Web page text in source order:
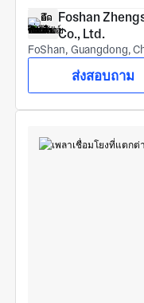
Foshan
Co., Ltd.
FoShan, Guangdong,
ส่งสอบถาม